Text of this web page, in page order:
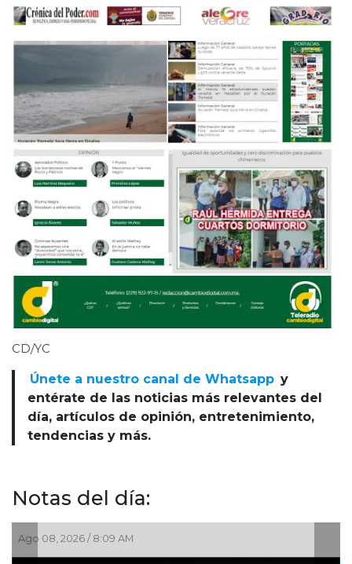
CD/YC
Únete a nuestro canal de Whatsapp y
entérate de las noticias más relevantes del
día, artículos de opinión, entretenimiento,
tendencias y más.
Notas del día:
Ago 08, 2026 / 5:30 AM